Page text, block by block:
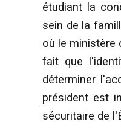
étudiant la
sein de la
où le ministère
fait que
déterminer
président est
sécuritaire de